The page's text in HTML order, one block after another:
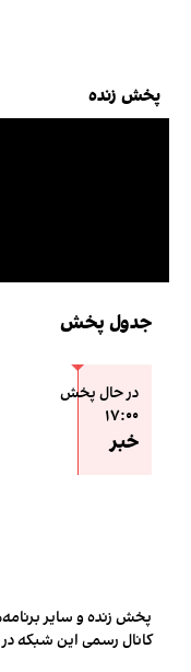
پخش زنده
جدول پخش
در حال پخش
۱۷:۰۰
خبر
پخش زنده و سایر
کانال رسمی این شبکه